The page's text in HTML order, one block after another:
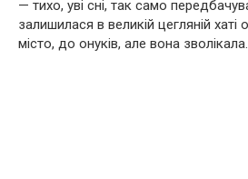
— тихо, уві сні, так само
залишилася в великій цегляній хаті
місто, до онуків, але вона зволікала.